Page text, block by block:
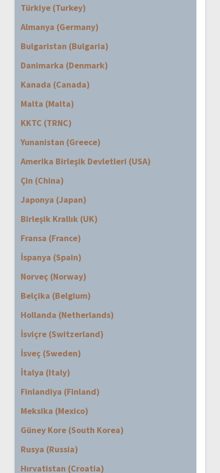
Türkiye (Turkey)
Almanya (Germany)
Bulgaristan (Bulgaria)
Danimarka (Denmark)
Kanada (Canada)
Malta (Malta)
KKTC (TRNC)
Yunanistan (Greece)
Amerika Birleşik Devletleri (USA)
Çin (China)
Japonya (Japan)
Birleşik Krallık (UK)
Fransa (France)
İspanya (Spain)
Norveç (Norway)
Belçika (Belgium)
Hollanda (Netherlands)
İsviçre (Switzerland)
İsveç (Sweden)
İtalya (Italy)
Finlandiya (Finland)
Meksika (Mexico)
Güney Kore (South Korea)
Rusya (Russia)
Hırvatistan (Croatia)